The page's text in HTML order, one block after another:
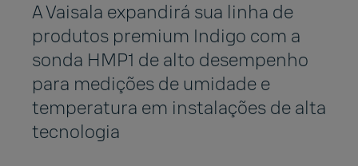
A Vaisala expandirá sua linha de
produtos premium Indigo com a
sonda HMP1 de alto desempenho
para medições de umidade e
temperatura em instalações de alta
tecnologia